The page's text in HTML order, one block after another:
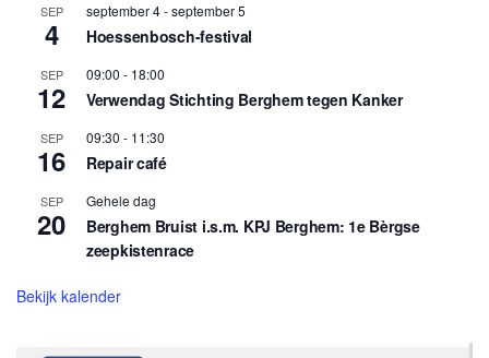
SEP
4
september 4-september 5
Hoessenbosch-festival
SEP
12
09:00 - 18:00
Verwendag Stichting Berghem tegen Kanker
SEP
16
09:30 - 11:30
Repair café
SEP
20
Gehele dag
Berghem Bruist i.s.m. KPJ Berghem: 1e Bèrgse
zeepkistenrace
Bekijk kalender